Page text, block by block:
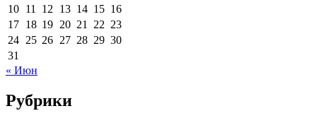
10 11 12 13 14 15 16
17 18 19 20 21 22 23
24 25 26 27 28 29 30
31
« Июн
Рубрики